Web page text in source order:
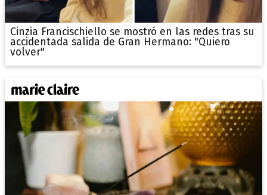
Cinzia Francischiello se mostró en las redes tras su
accidentada salida de Gran Hermano: "Quiero
volver"